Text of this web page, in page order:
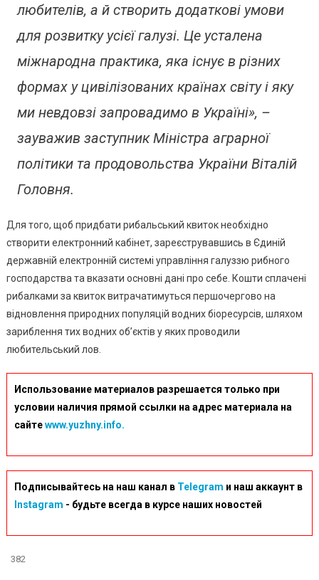
любителів, а й створить додаткові умови
для розвитку усієї галузі. Це усталена
міжнародна практика, яка існує в різних
формах у цивілізованих країнах світу і яку
ми невдовзі запровадимо в Україні», –
зауважив заступник Міністра аграрної
політики та продовольства України Віталій
Головня.
Для того, щоб придбати рибальський квиток необхідно
створити електронний кабінет, зареєструвавшись в Єдиній
державній електронній системі управління галуззю рибного
господарства та вказати основні дані про себе. Кошти сплачені
рибалками за квиток витрачатимуться першочергово на
відновлення природних популяцій водних біоресурсів, шляхом
зариблення тих водних об’єктів у яких проводили
любительський лов.
Использование материалов разрешается только при
условии наличия прямой ссылки на адрес материала на
сайтеwww.yuzhny.info.
Подписывайтесь на наш канал в Telegram и наш аккаунт в
Instagram - будьте всегда в курсе наших новостей
382